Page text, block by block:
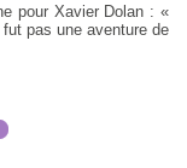
pour Xavier Dolan : «
pas une aventure de